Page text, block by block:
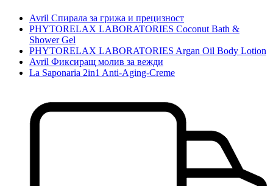
Avril Спирала за грижа и прецизност
PHYTORELAX LABORATORIES Coconut Bath &
Shower Gel
PHYTORELAX LABORATORIES Argan Oil Body Lotion
Avril Фиксиращ молив за вежди
La Saponaria 2in1 Anti-Aging-Creme